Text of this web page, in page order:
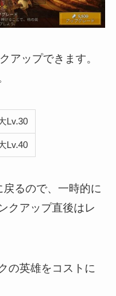
アップできます。
Lv.30
Lv.40
るので、一時的に
クアップ直後はレ
の英雄をコストに